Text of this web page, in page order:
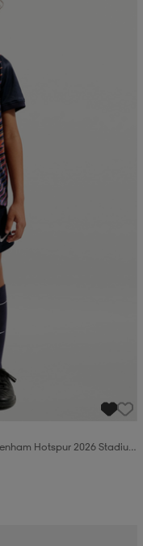
Hotspur 2026 Stadium